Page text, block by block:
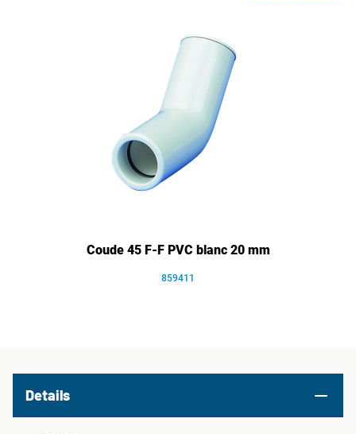
Coude 45 F-F PVC blanc 20 mm
859411
Details